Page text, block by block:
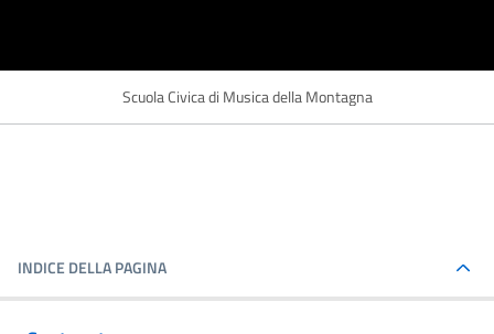
Scuola Civica di Musica della Montagna
INDICE DELLA PAGINA